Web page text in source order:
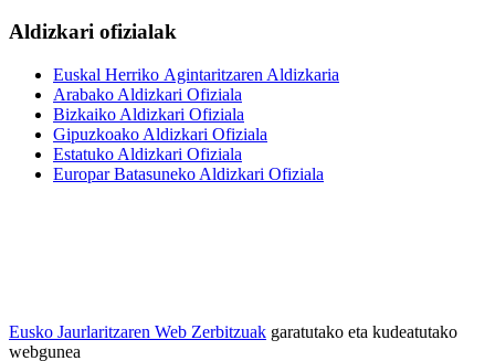
Aldizkari ofizialak
Euskal Herriko Agintaritzaren Aldizkaria
Arabako Aldizkari Ofiziala
Bizkaiko Aldizkari Ofiziala
Gipuzkoako Aldizkari Ofiziala
Estatuko Aldizkari Ofiziala
Europar Batasuneko Aldizkari Ofiziala
Eusko Jaurlaritzaren Web Zerbitzuak garatutako eta kudeatutako
webgunea